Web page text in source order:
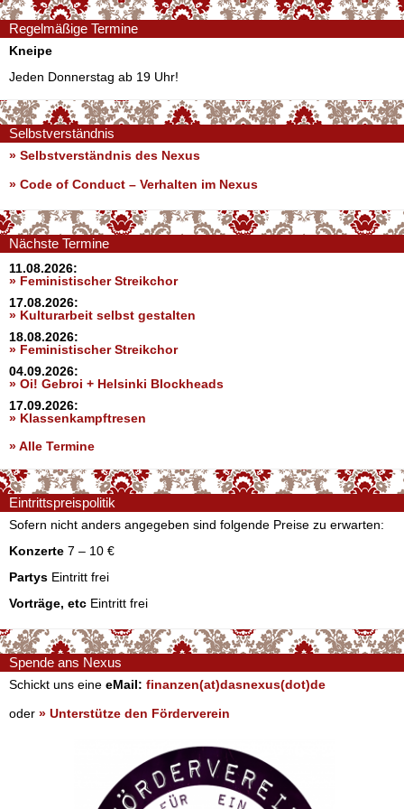
Regelmäßige Termine
Kneipe
Jeden Donnerstag ab 19 Uhr!
Selbstverständnis
» Selbstverständnis des Nexus
» Code of Conduct – Verhalten im Nexus
Nächste Termine
11.08.2026:
» Feministischer Streikchor
17.08.2026:
» Kulturarbeit selbst gestalten
18.08.2026:
» Feministischer Streikchor
04.09.2026:
» Oi! Gebroi + Helsinki Blockheads
17.09.2026:
» Klassenkampftresen
» Alle Termine
Eintrittspreispolitik
Sofern nicht anders angegeben sind folgende Preise zu erwarten:
Konzerte 7 – 10 €
Partys Eintritt frei
Vorträge, etc Eintritt frei
Spende ans Nexus
Schickt uns eine eMail: finanzen(at)dasnexus(dot)de
oder » Unterstütze den Förderverein